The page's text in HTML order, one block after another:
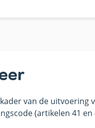
van de uitvoering
(artikelen 41